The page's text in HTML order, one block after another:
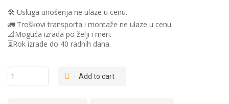
🛠 Usluga unošenja ne ulaze u cenu.
🚛 Troškovi transporta i montaže ne ulaze u cenu.
📐Moguća izrada po želji i meri.
⏳Rok izrade do 40 radnih dana.
"Classic
box 10" -
Add to cart